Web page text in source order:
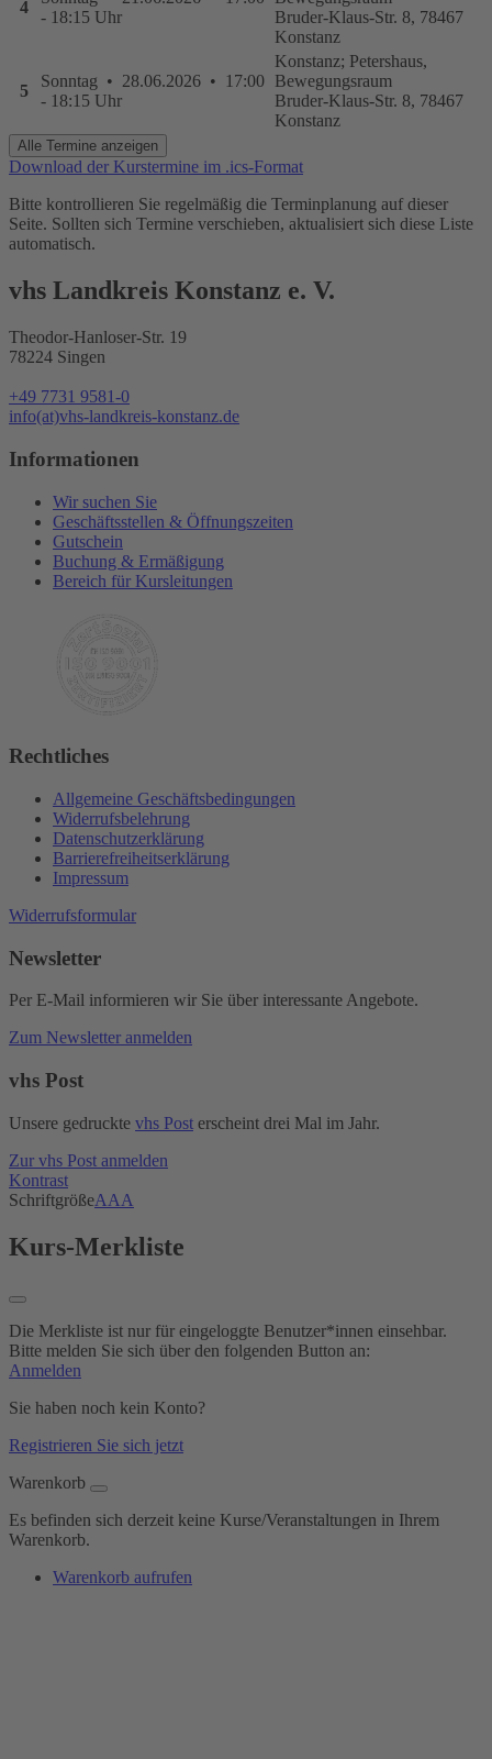
4
- 18:15 Uhr
Bruder-Klaus-Str. 8, 78467
Konstanz
5
Sonntag • 28.06.2026 • 17:00
- 18:15 Uhr
Konstanz; Petershaus,
Bewegungsraum
Bruder-Klaus-Str. 8, 78467
Konstanz
Alle Termine anzeigen
Download der Kurstermine im .ics-Format
Bitte kontrollieren Sie regelmäßig die Terminplanung auf dieser
Seite. Sollten sich Termine verschieben, aktualisiert sich diese Liste
automatisch.
vhs Landkreis Konstanz e. V.
Theodor-Hanloser-Str. 19
78224 Singen
+49 7731 9581-0
info(at)vhs-landkreis-konstanz.de
Informationen
Wir suchen Sie
Geschäftsstellen & Öffnungszeiten
Gutschein
Buchung & Ermäßigung
Bereich für Kursleitungen
Rechtliches
Allgemeine Geschäftsbedingungen
Widerrufsbelehrung
Datenschutzerklärung
Barrierefreiheitserklärung
Impressum
Widerrufsformular
Newsletter
Per E-Mail informieren wir Sie über interessante Angebote.
Zum Newsletter anmelden
vhs Post
Unsere gedruckte vhs Post erscheint drei Mal im Jahr.
Zur vhs Post anmelden
Kontrast
SchriftgrößeAAA
Kurs-Merkliste
Die Merkliste ist nur für eingeloggte Benutzer*innen einsehbar.
Bitte melden Sie sich über den folgenden Button an:
Anmelden
Sie haben noch kein Konto?
Registrieren Sie sich jetzt
Warenkorb
Es befinden sich derzeit keine Kurse/Veranstaltungen in Ihrem
Warenkorb.
Warenkorb aufrufen